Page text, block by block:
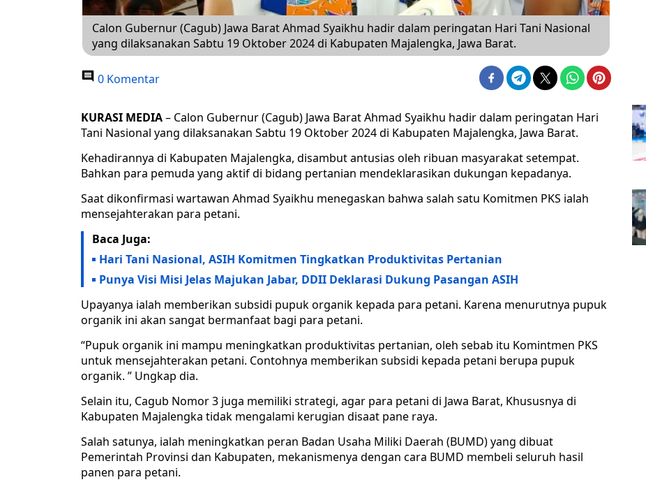
Calon Gubernur (Cagub) Jawa Barat Ahmad Syaikhu hadir dalam peringatan Hari Tani Nasional
yang dilaksanakan Sabtu 19 Oktober 2024 di Kabupaten Majalengka, Jawa Barat.
0 Komentar
KURASI MEDIA– Calon Gubernur (Cagub) Jawa Barat Ahmad Syaikhu hadir dalam peringatan Hari
Tani Nasional yang dilaksanakan Sabtu 19 Oktober 2024 di Kabupaten Majalengka, Jawa Barat.
Kehadirannya di Kabupaten Majalengka, disambut antusias oleh ribuan masyarakat setempat.
Bahkan para pemuda yang aktif di bidang pertanian mendeklarasikan dukungan kepadanya.
Saat dikonfirmasi wartawan Ahmad Syaikhu menegaskan bahwa salah satu Komitmen PKS ialah
mensejahterakan para petani.
Baca Juga:
Hari Tani Nasional, ASIH Komitmen Tingkatkan Produktivitas Pertanian
Punya Visi Misi Jelas Majukan Jabar, DDII Deklarasi Dukung Pasangan ASIH
Upayanya ialah memberikan subsidi pupuk organik kepada para petani. Karena menurutnya pupuk
organik ini akan sangat bermanfaat bagi para petani.
“Pupuk organik ini mampu meningkatkan produktivitas pertanian, oleh sebab itu Komintmen PKS
untuk mensejahterakan petani. Contohnya memberikan subsidi kepada petani berupa pupuk
organik. ” Ungkap dia.
Selain itu, Cagub Nomor 3 juga memiliki strategi, agar para petani di Jawa Barat, Khususnya di
Kabupaten Majalengka tidak mengalami kerugian disaat pane raya.
Salah satunya, ialah meningkatkan peran Badan Usaha Miliki Daerah (BUMD) yang dibuat
Pemerintah Provinsi dan Kabupaten, mekanismenya dengan cara BUMD membeli seluruh hasil
panen para petani.